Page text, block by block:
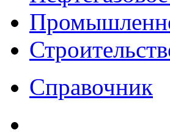
Справочник